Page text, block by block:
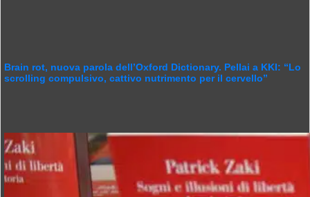
Brain rot, nuova parola dell’Oxford Dictionary. Pellai a KKI: “Lo
scrolling compulsivo, cattivo nutrimento per il cervello”